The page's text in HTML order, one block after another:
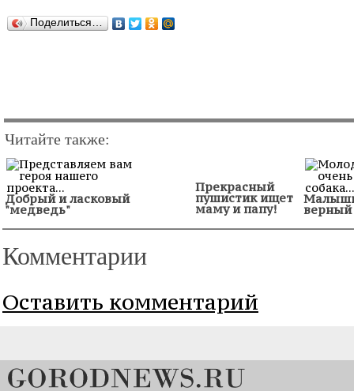
Поделиться…
Читайте также:
Добрый и ласковый
"медведь"
Прекрасный
пушистик ищет
маму и папу! верный
Комментарии
Оставить комментарий